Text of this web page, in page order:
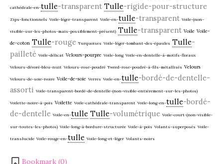
cathédrale-en-tulle-transparent Tulle-rigide-pour-structure
Zips-fonctionnels Voile-léger-transparent Voile-en-tulle-transparent Voile-(non-
visible-sur-les-photos-mais-possiblement-présent) Tulle-transparent Voile Voile-
de-coton Tulle-rouge Turquoises Voile-léger-tombant-des-épaules Tulle-
pailleté Voile-délicat Velours-pourpre Voile-long Voile-en-dentelle-à-motifs-floraux
Velours-dévoré-bleu-nuit Velours-rose-poudré Tweed-rose-poudré-à-fils-métallisés Velours
Velours-de-soie-ivoire Voile-de-soie Verres Voile-en-tulle-bordé-de-dentelle-
assorti Voile-transparent-bordé-de-dentelle-(non-visible-entièrement-sur-les-photos)
Voilette-noire-à-pois Voilette Voile-cathédrale-transparent Voile-long-en-tulle-bordé-
de-dentelle Voile-en-tulle Tulle-volumétrique Voile-court-(non-visible-
sur-toutes-les-photos) Voile-long-à-bordure-structurée Voile-à-pois Volants-superposés Voile-
translucide Voile-rouge-en-tulle Voile-long-et-léger Volants-noirs
Bookmark (0)